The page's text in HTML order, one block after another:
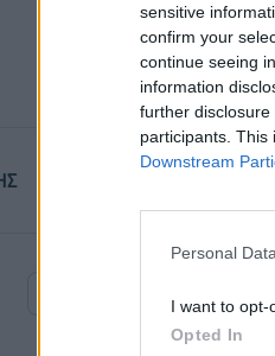
sensitive
confirm your
continue seeing
information
further disclosure
participants. This
Downstream
Personal
I want to opt-
Opted In